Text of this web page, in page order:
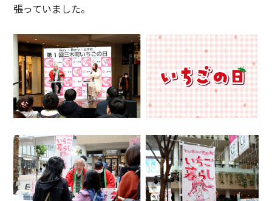
張っていました。